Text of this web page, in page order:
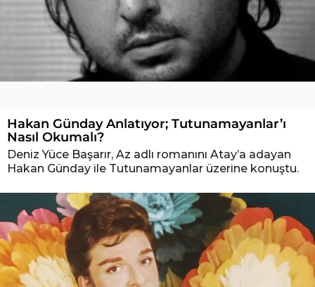
Hakan Günday Anlatıyor; Tutunamayanlar’ı
Nasıl Okumalı?
Deniz Yüce Başarır, Az adlı romanını Atay’a adayan
Hakan Günday ile Tutunamayanlar üzerine konuştu.